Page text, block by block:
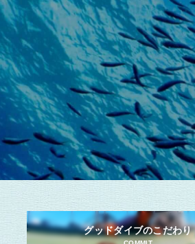
グッドダイブのこだわり